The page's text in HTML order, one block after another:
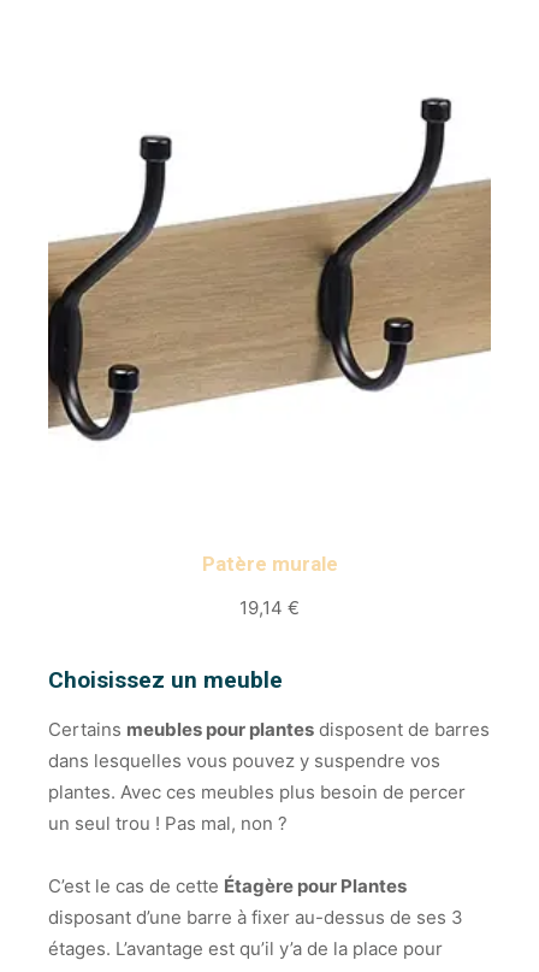
Patère murale
19,14 €
Choisissez un meuble
Certains meubles pour plantes disposent de barres
dans lesquelles vous pouvez y suspendre vos
plantes. Avec ces meubles plus besoin de percer
un seul trou ! Pas mal, non ?
C’est le cas de cette Étagère pour Plantes
disposant d’une barre à fixer au-dessus de ses 3
étages. L’avantage est qu’il y’a de la place pour